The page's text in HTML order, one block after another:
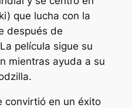
que lucha con la
después de
película sigue su
mientras ayuda a su
convirtió en un éxito